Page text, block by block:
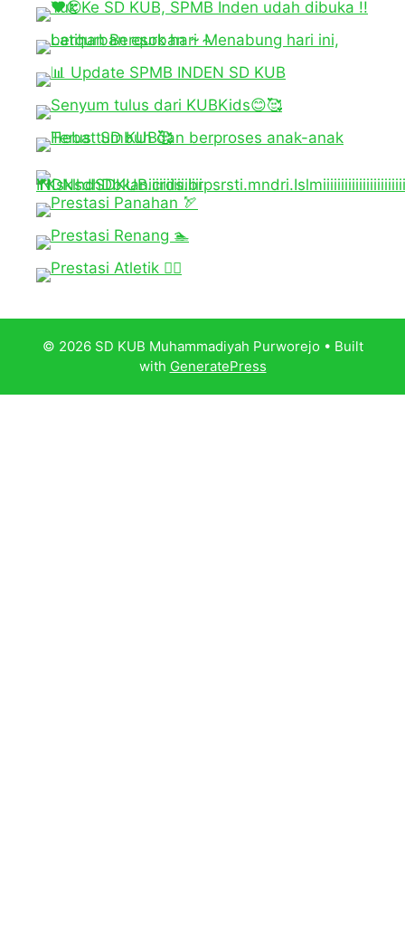
© 2026 SD KUB Muhammadiyah Purworejo • Built
with GeneratePress